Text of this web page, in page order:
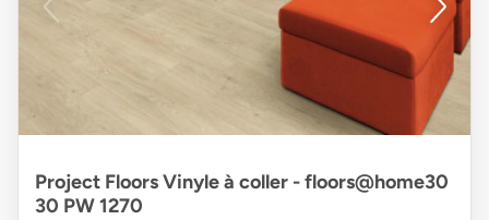
Project Floors Vinyle à coller - floors@home30
30 PW 1270